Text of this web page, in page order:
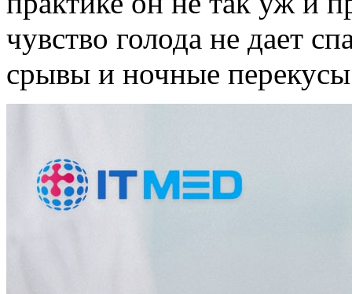
чувство голода не дает
срывы и ночные